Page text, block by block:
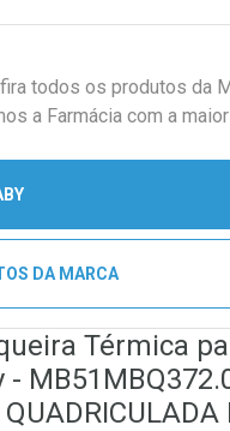
todos os produtos da
a Farmácia com a
DA MARCA
Térmica
-